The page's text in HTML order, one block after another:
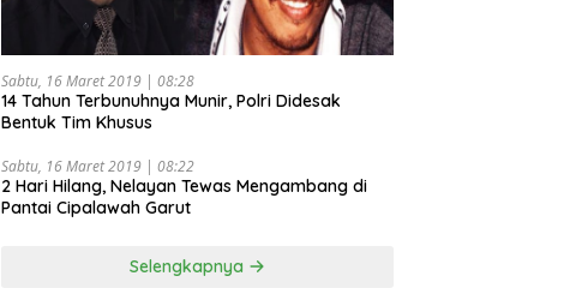
Sabtu, 16 Maret 2019 | 08:28
14 Tahun Terbunuhnya Munir, Polri Didesak
Bentuk Tim Khusus
Sabtu, 16 Maret 2019 | 08:22
2 Hari Hilang, Nelayan Tewas Mengambang di
Pantai Cipalawah Garut
Selengkapnya